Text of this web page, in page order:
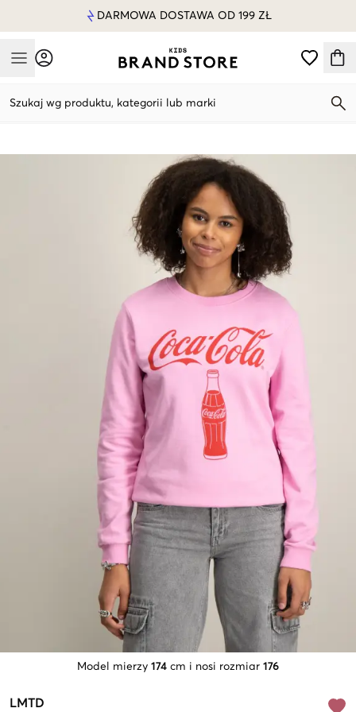
DARMOWA DOSTAWA OD 199 ZŁ
Mobile Menu
Szukaj wg produktu, kategorii lub marki
Model mierzy 174 cm i nosi rozmiar 176
LMTD